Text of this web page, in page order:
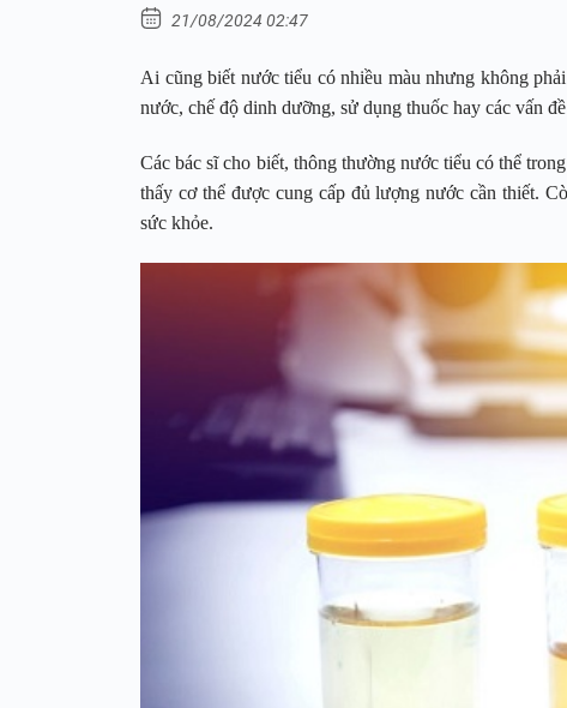
21/08/2024 02:47
Ai cũng biết nước tiểu có nhiều màu nhưng không
nước, chế độ dinh dưỡng, sử dụng thuốc hay các vấn
Các bác sĩ cho biết, thông thường nước tiểu có thể
thấy cơ thể được cung cấp đủ lượng nước cần thiết.
sức khỏe.